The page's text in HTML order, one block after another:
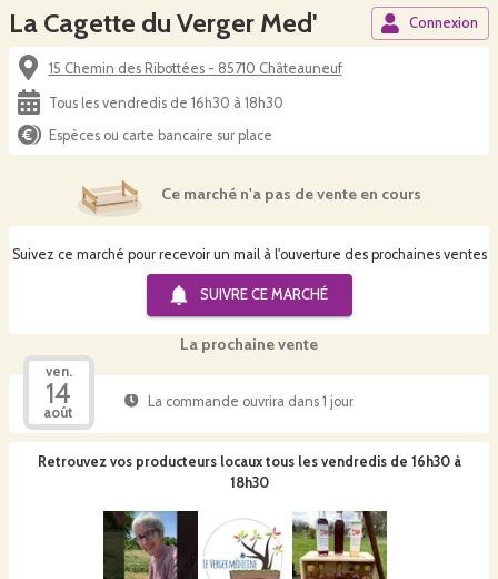
La Cagette du Verger Med' Connexion
15 Chemin des Ribottées - 85710 Châteauneuf
Tous les vendredis de 16h30 à 18h30
Espèces ou carte bancaire sur place
Suivez ce marché pour recevoir un mail à l'ouverture des prochaines ventes
SUIVRE CE MARCHÉ
Ce marché n'a pas de vente en cours
La prochaine vente
ven.
14
août
La commande ouvrira dans 1 jour
Retrouvez vos producteurs locaux tous les vendredis de 16h30 à
18h30